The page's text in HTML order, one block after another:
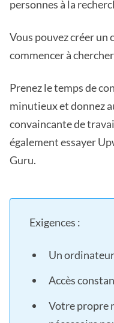
personnes à la
Vous pouvez créer
commencer à
Prenez le temps de
minutieux et donnez
convaincante de
également essayer
Guru.
Exigences :
Un
Accès
Votre propre